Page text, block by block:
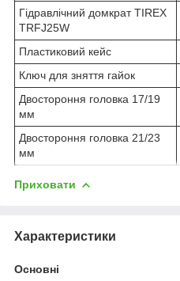
Гідравлічний домкрат TIREX
TRFJ25W
Пластиковий кейс
Ключ для зняття гайок
Двостороння головка 17/19
мм
Двостороння головка 21/23
мм
Приховати
Характеристики
Основні